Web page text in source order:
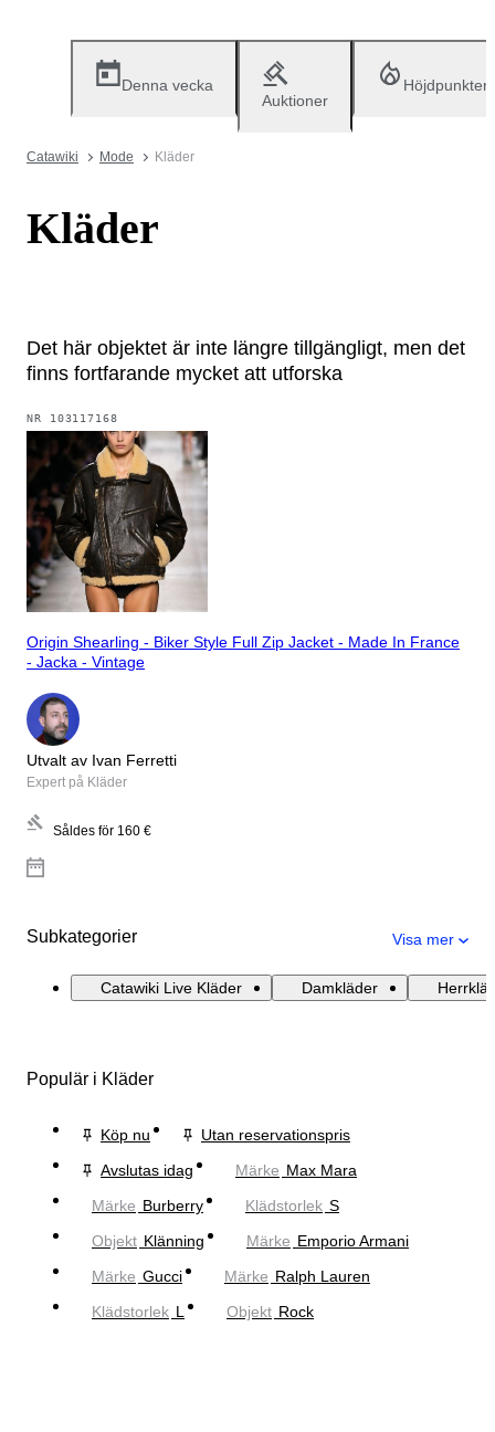
Denna vecka
Auktioner
Höjdpunkter
Catawiki Mode Kläder
Kläder
Det här objektet är inte längre tillgängligt, men det
finns fortfarande mycket att utforska
NR 103117168
Origin Shearling - Biker Style Full Zip Jacket - Made In France
- Jacka - Vintage
Utvalt av Ivan Ferretti
Expert på Kläder
Såldes för 160 €
Subkategorier Visa mer
Catawiki Live Kläder Damkläder
Populär i Kläder
Köp nu
Utan reservationspris
Avslutas idag
Märke Max Mara
Märke Burberry Klädstorlek S
Objekt Klänning Märke Emporio Armani
Märke Gucci Märke Ralph Lauren
Klädstorlek L Objekt Rock